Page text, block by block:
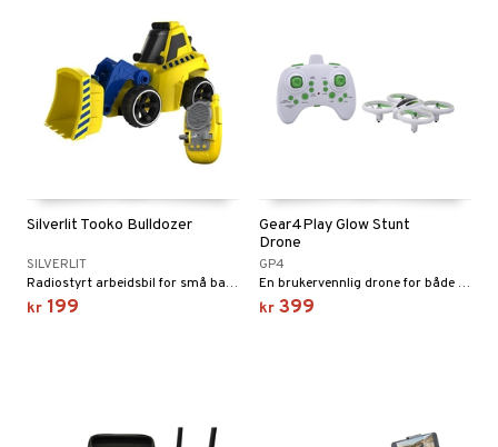
Silverlit Tooko Bulldozer
SILVERLIT
Radiostyrt arbeidsbil for små barn.
kr 199
Gear4Play Glow Stunt
Drone
GP4
En brukervennlig drone for både nybegynnere og erfarne piloter.
kr 399